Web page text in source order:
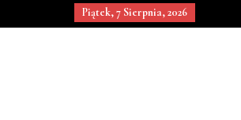
Piątek, 7 Sierpnia, 2026